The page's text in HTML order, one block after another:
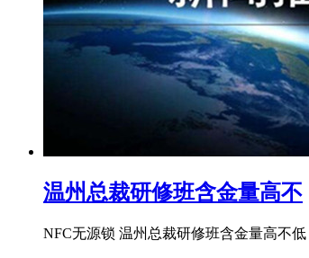
温州总裁研修班含金量高不
NFC无源锁 温州总裁研修班含金量高不低